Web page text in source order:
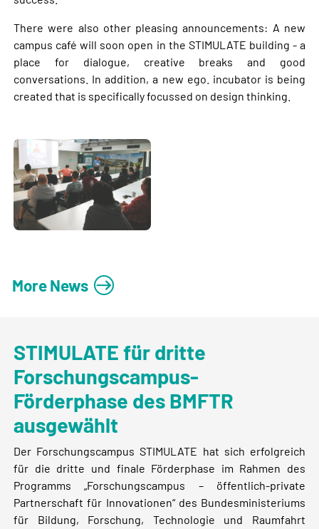
There were also other pleasing announcements: A new
campus café will soon open in the STIMULATE building - a
place for dialogue, creative breaks and good
conversations. In addition, a new ego. incubator is being
created that is specifically focussed on design thinking.
More News
STIMULATE für dritte
Forschungscampus-
Förderphase des BMFTR
ausgewählt
Der Forschungscampus STIMULATE hat sich erfolgreich
für die dritte und finale Förderphase im Rahmen des
Programms „Forschungscampus – öffentlich-private
Partnerschaft für Innovationen“ des Bundesministeriums
für Bildung, Forschung, Technologie und Raumfahrt